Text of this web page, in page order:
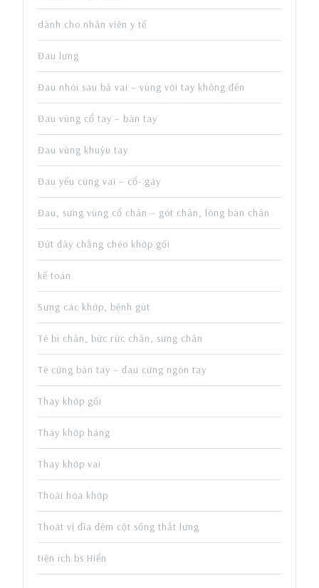
dành cho nhân viên y tế
Đau lưng
Đau nhói sau bả vai – vùng với tay không đến
Đau vùng cổ tay – bàn tay
Đau vùng khuỷu tay
Đau yếu cùng vai – cổ- gáy
Đau, sưng vùng cổ chân – gót chân, lòng bàn chân
Đứt đây chằng chéo khớp gối
kế toán
Sưng các khớp, bệnh gút
Tê bì chân, bức rức chân, sưng chân
Tê cứng bàn tay – đau cứng ngón tay
Thay khớp gối
Thay khớp háng
Thay khớp vai
Thoái hóa khớp
Thoát vị đĩa đệm cột sống thắt lưng
tiện ích bs Hiển